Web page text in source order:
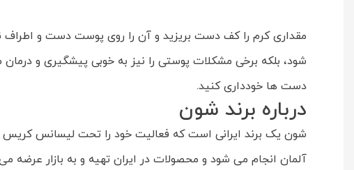
مقداری کرم را کف دست بریزید و آن را روی پوست دست و
شود، بلکه برخی مشکلات پوستی را نیز به خوبی پیشگیری و
دست ها خودداری کنید.
درباره برند شون
شون یک برند ایرانی است که فعالیت خود را تحت لیسانس کریس
آلمان انجام می شود و محصولات در ایران تهیه و به بازار عرضه